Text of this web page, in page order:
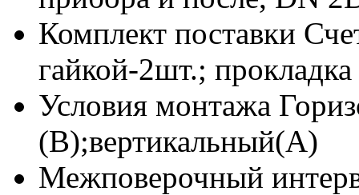
Комплект поставки
гайкой-2шт.;
Условия монтажа
(В);вертикальный(А)
Межповерочный